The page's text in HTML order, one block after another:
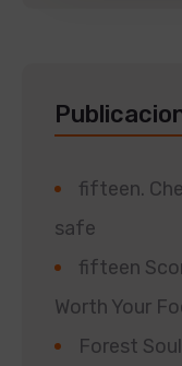
fifteen.
safe
fifteen
Worth Your
Forest